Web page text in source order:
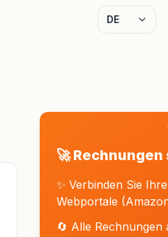
Select
🚀
✨ Verbinden Sie
Webportale
🔄 Alle